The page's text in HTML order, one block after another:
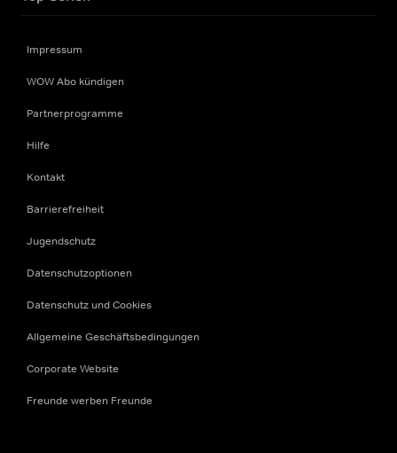
Impressum
WOW Abo kündigen
Partnerprogramme
Hilfe
Kontakt
Barrierefreiheit
Jugendschutz
Datenschutzoptionen
Datenschutz und Cookies
Allgemeine Geschäftsbedingungen
Corporate Website
Freunde werben Freunde